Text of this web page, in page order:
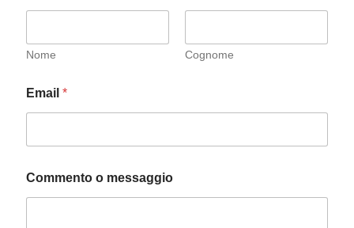
Nome Cognome
*
*
Email *
Commento o messaggio